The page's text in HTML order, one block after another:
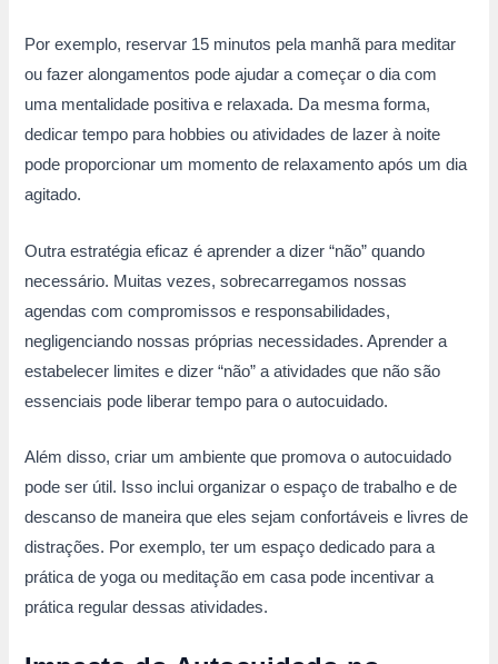
Por exemplo, reservar 15 minutos pela manhã para meditar
ou fazer alongamentos pode ajudar a começar o dia com
uma mentalidade positiva e relaxada. Da mesma forma,
dedicar tempo para hobbies ou atividades de lazer à noite
pode proporcionar um momento de relaxamento após um dia
agitado.
Outra estratégia eficaz é aprender a dizer “não” quando
necessário. Muitas vezes, sobrecarregamos nossas
agendas com compromissos e responsabilidades,
negligenciando nossas próprias necessidades. Aprender a
estabelecer limites e dizer “não” a atividades que não são
essenciais pode liberar tempo para o autocuidado.
Além disso, criar um ambiente que promova o autocuidado
pode ser útil. Isso inclui organizar o espaço de trabalho e de
descanso de maneira que eles sejam confortáveis e livres de
distrações. Por exemplo, ter um espaço dedicado para a
prática de yoga ou meditação em casa pode incentivar a
prática regular dessas atividades.